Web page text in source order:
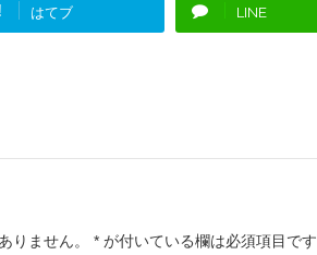
はてブ LINE
りません。 * が付いている欄は必須項目です